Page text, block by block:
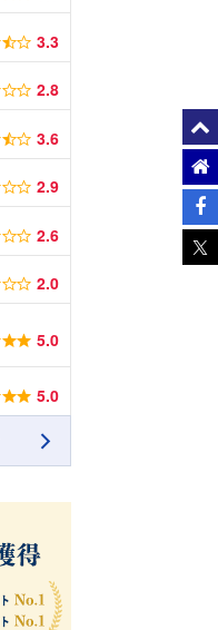
3.3
2.8
3.6
2.9
2.6
2.0
5.0
5.0